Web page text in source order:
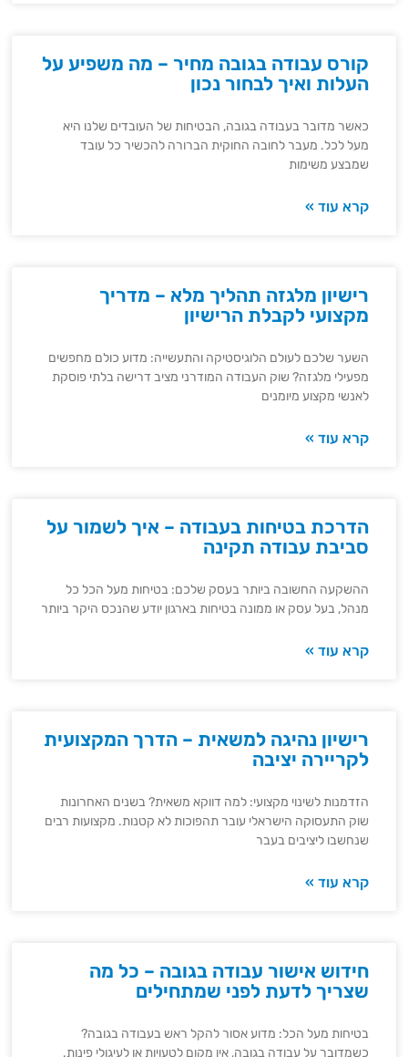
קורס עבודה בגובה מחיר – מה משפיע על
העלות ואיך לבחור נכון
כאשר מדובר בעבודה בגובה, הבטיחות של העובדים שלנו היא
מעל לכל. מעבר לחובה החוקית הברורה להכשיר כל עובד
שמבצע משימות
קרא עוד »
רישיון מלגזה תהליך מלא – מדריך
מקצועי לקבלת הרישיון
השער שלכם לעולם הלוגיסטיקה והתעשייה: מדוע כולם מחפשים
מפעילי מלגזה? שוק העבודה המודרני מציב דרישה בלתי פוסקת
לאנשי מקצוע מיומנים
קרא עוד »
הדרכת בטיחות בעבודה – איך לשמור על
סביבת עבודה תקינה
ההשקעה החשובה ביותר בעסק שלכם: בטיחות מעל הכל כל
מנהל, בעל עסק או ממונה בטיחות בארגון יודע שהנכס היקר ביותר
קרא עוד »
רישיון נהיגה למשאית – הדרך המקצועית
לקריירה יציבה
הזדמנות לשינוי מקצועי: למה דווקא משאית? בשנים האחרונות
שוק התעסוקה הישראלי עובר תהפוכות לא קטנות. מקצועות רבים
שנחשבו ליציבים בעבר
קרא עוד »
חידוש אישור עבודה בגובה – כל מה
שצריך לדעת לפני שמתחילים
בטיחות מעל הכל: מדוע אסור להקל ראש בעבודה בגובה?
כשמדובר על עבודה בגובה, אין מקום לטעויות או לעיגולי פינות.